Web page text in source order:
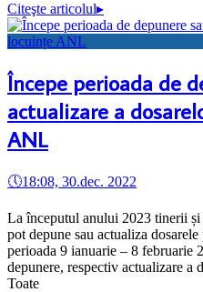
Citeşte articolul▸
Începe perioada de
actualizare a
ANL
🕔18:08, 30.dec. 2022
La începutul anului 2023 tinerii și
pot depune sau actualiza
perioada 9 ianuarie – 8 februarie
depunere, respectiv actualizare
Toate